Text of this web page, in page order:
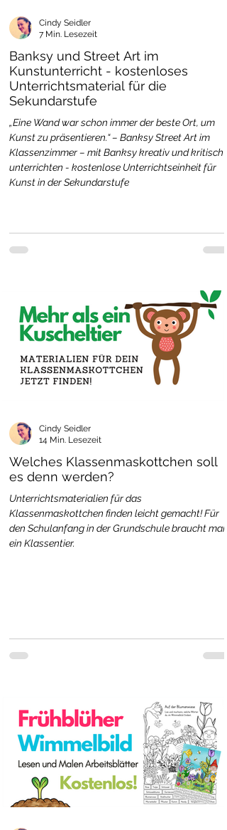
Banksy und Street Art im
Kunstunterricht - kostenloses
Unterrichtsmaterial für die
Sekundarstufe
„Eine Wand war schon immer der beste Ort, um
Kunst zu präsentieren.“ – Banksy Street Art im
Klassenzimmer – mit Banksy kreativ und kritisch
unterrichten - kostenlose Unterrichtseinheit für
Kunst in der Sekundarstufe
Cindy Seidler
7 Min. Lesezeit
Welches Klassenmaskottchen soll
es denn werden?
Unterrichtsmaterialien für das
Klassenmaskottchen finden leicht gemacht! Für
den Schulanfang in der Grundschule braucht man
ein Klassentier.
Cindy Seidler
14 Min. Lesezeit